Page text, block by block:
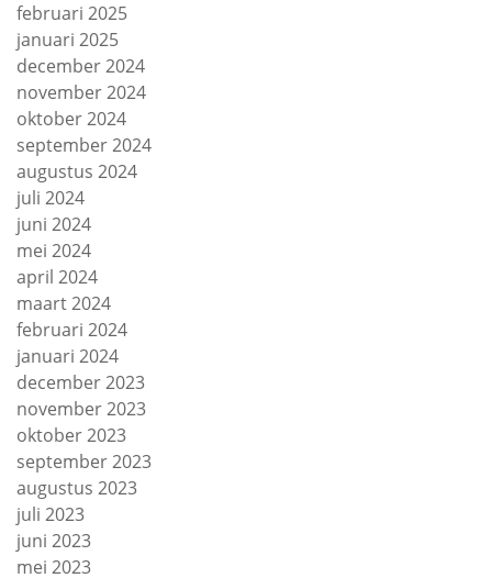
februari 2025
januari 2025
december 2024
november 2024
oktober 2024
september 2024
augustus 2024
juli 2024
juni 2024
mei 2024
april 2024
maart 2024
februari 2024
januari 2024
december 2023
november 2023
oktober 2023
september 2023
augustus 2023
juli 2023
juni 2023
mei 2023